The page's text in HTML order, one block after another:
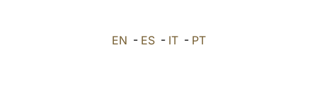
EN - ES- IT- PT